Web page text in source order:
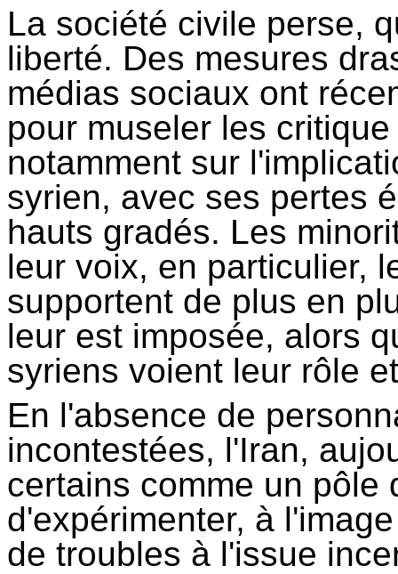
La société civile perse,
liberté. Des mesures
médias sociaux ont
pour museler les
notamment sur
syrien, avec ses pertes
hauts gradés. Les
leur voix, en particulier,
supportent de plus en
leur est imposée, alors
syriens voient leur rôle
En l'absence de
incontestées, l'Iran,
certains comme un pôle
d'expérimenter, à
de troubles à l'issue